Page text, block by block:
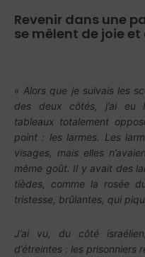
Revenir dans une
se mêlent de joie
«Alors que je suivais les
des deux côtés, j’ai eu
tableaux totalement
point : les larmes. Les
visages, mais elles
même goût. Il y avait des
tièdes, comme la rosée
tristesse, brûlantes, qui
J’ai vu, du côté
d’étreintes : les prisonniers